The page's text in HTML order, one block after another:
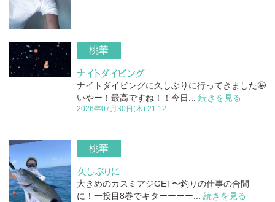
桃華
ナイトダイビング
ナイトダイビングに久しぶりに行ってきました🤩
いやー！最高ですね！！今日... 続きを見る
2026年07月30日(木) 21:12
桃華
久しぶりに
大きめのカスミアジGET〜釣りの仕事の合間
に！一投目8巻でキターーーー... 続きを見る